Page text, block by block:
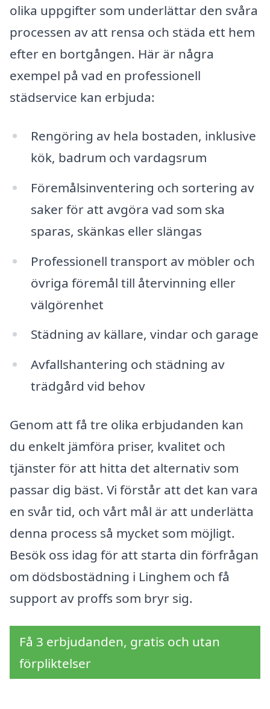
olika uppgifter som underlättar den svåra
processen av att rensa och städa ett hem
efter en bortgången. Här är några
exempel på vad en professionell
städservice kan erbjuda:
Rengöring av hela bostaden, inklusive
kök, badrum och vardagsrum
Föremålsinventering och sortering av
saker för att avgöra vad som ska
sparas, skänkas eller slängas
Professionell transport av möbler och
övriga föremål till återvinning eller
välgörenhet
Städning av källare, vindar och garage
Avfallshantering och städning av
trädgård vid behov
Genom att få tre olika erbjudanden kan
du enkelt jämföra priser, kvalitet och
tjänster för att hitta det alternativ som
passar dig bäst. Vi förstår att det kan vara
en svår tid, och vårt mål är att underlätta
denna process så mycket som möjligt.
Besök oss idag för att starta din förfrågan
om dödsbostädning i Linghem och få
support av proffs som bryr sig.
Få 3 erbjudanden, gratis och utan
förpliktelser